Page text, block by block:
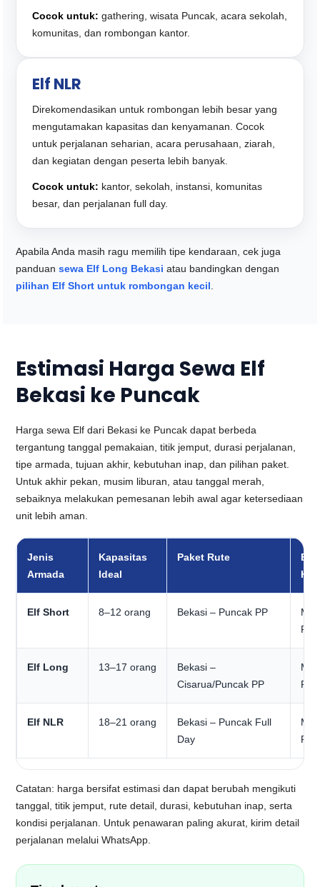
Cocok untuk: gathering, wisata Puncak, acara sekolah,
komunitas, dan rombongan kantor.
Elf NLR
Direkomendasikan untuk rombongan lebih besar yang
mengutamakan kapasitas dan kenyamanan. Cocok
untuk perjalanan seharian, acara perusahaan, ziarah,
dan kegiatan dengan peserta lebih banyak.
Cocok untuk: kantor, sekolah, instansi, komunitas
besar, dan perjalanan full day.
Apabila Anda masih ragu memilih tipe kendaraan, cek juga
panduansewa Elf Long Bekasi atau bandingkan dengan
pilihan Elf Short untuk rombongan kecil
Estimasi Harga Sewa Elf
Bekasi ke Puncak
Harga sewa Elf dari Bekasi ke Puncak dapat berbeda
tergantung tanggal pemakaian, titik jemput, durasi perjalanan,
tipe armada, tujuan akhir, kebutuhan inap, dan pilihan paket.
Untuk akhir pekan, musim liburan, atau tanggal merah,
sebaiknya melakukan pemesanan lebih awal agar ketersediaan
unit lebih aman.
Jenis
Armada
Kapasitas
Ideal
Paket Rute
Elf Short 8–12 orang Bekasi – Puncak PP
Elf Long 13–17 orang
Bekasi –
Cisarua/Puncak PP
Elf NLR 18–21 orang
Bekasi – Puncak Full
Day
Catatan: harga bersifat estimasi dan dapat berubah mengikuti
tanggal, titik jemput, rute detail, durasi, kebutuhan inap, serta
kondisi perjalanan. Untuk penawaran paling akurat, kirim detail
perjalanan melalui WhatsApp.